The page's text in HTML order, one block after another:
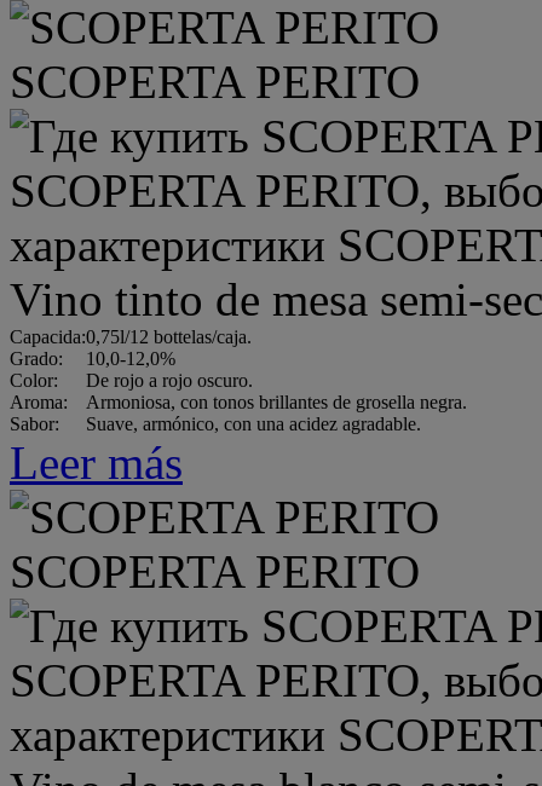
SCOPERTA PERITO
Vino tinto de mesa semi-
Capacida:0,75l/12 bottelas/caja.
Grado:
10,0-12,0%
Color:
De rojo a rojo oscuro.
Aroma:
Armoniosa, con tonos brillantes de grosella negra.
Sabor:
Suave, armónico, con una acidez agradable.
Leer más
SCOPERTA PERITO